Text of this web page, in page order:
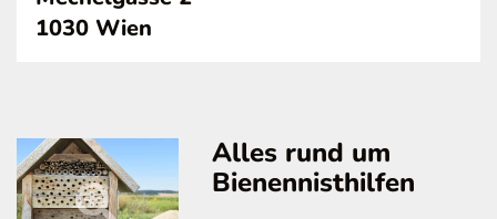
1030 Wien
Alles rund um
Bienennisthilfen